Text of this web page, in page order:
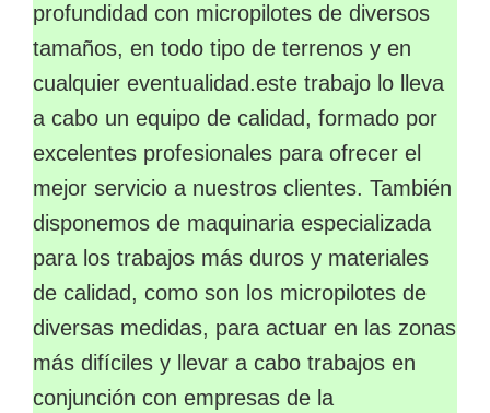
profundidad con micropilotes de diversos
tamaños, en todo tipo de terrenos y en
cualquier eventualidad.este trabajo lo lleva
a cabo un equipo de calidad, formado por
excelentes profesionales para ofrecer el
mejor servicio a nuestros clientes. También
disponemos de maquinaria especializada
para los trabajos más duros y materiales
de calidad, como son los micropilotes de
diversas medidas, para actuar en las zonas
más difíciles y llevar a cabo trabajos en
conjunción con empresas de la